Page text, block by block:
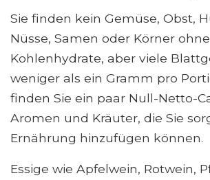
Sie finden kein Gemüse, Obst,
Nüsse, Samen oder Körner ohne
Kohlenhydrate, aber viele
weniger als ein Gramm pro
finden Sie ein paar Null-Netto-
Aromen und Kräuter, die Sie
Ernährung hinzufügen können.
Essige wie Apfelwein, Rotwein,